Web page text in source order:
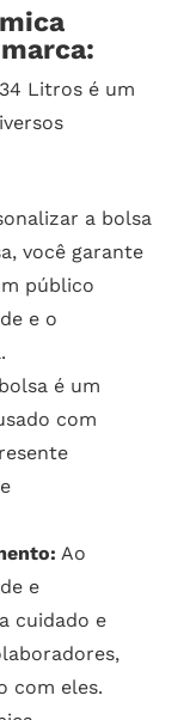
Litros é um
a bolsa
você garante
público
e o
é um
com
Ao
e
cuidado e
com eles.